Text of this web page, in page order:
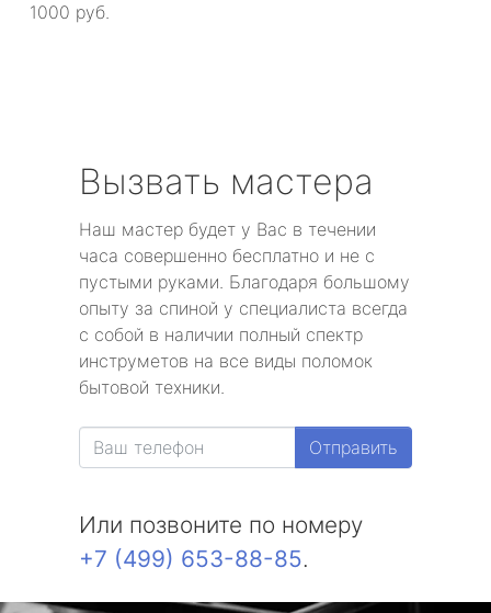
1000 руб.
Вызвать мастера
Наш мастер будет у Вас в течении
часа совершенно бесплатно и не с
пустыми руками. Благодаря большому
опыту за спиной у специалиста всегда
с собой в наличии полный спектр
инструметов на все виды поломок
бытовой техники.
Отправить
Или позвоните по номеру
+7 (499) 653-88-85.